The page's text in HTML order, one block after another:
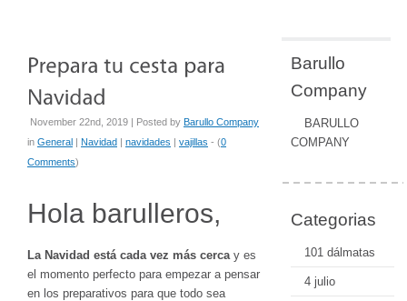
November 22nd, 2019 | Posted by Barullo Company
in General | Navidad | navidades | vajillas - (0
Comments)
Hola barulleros,
La Navidad está cada vez más cercay es
el momento perfecto para empezar a pensar
en los preparativos para que todo sea
Barullo
Company
BARULLO
COMPANY
Categorias
101 dálmatas
4 julio